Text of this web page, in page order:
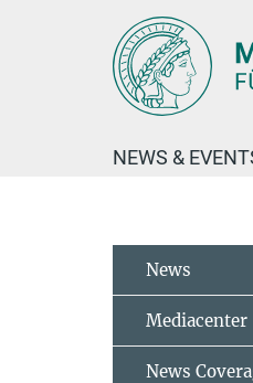
NEWS &
News
Mediacenter
News